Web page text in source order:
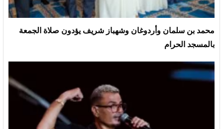
محمد بن سلمان وأردوغان وشهباز شريف يؤدون صلاة الجمعة
بالمسجد الحرام